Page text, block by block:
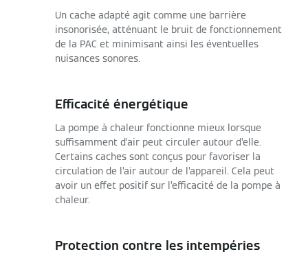
Un cache adapté agit comme une barrière
insonorisée, atténuant le bruit de fonctionnement
de la PAC et minimisant ainsi les éventuelles
nuisances sonores.
Efficacité énergétique
La pompe à chaleur fonctionne mieux lorsque
suffisamment d’air peut circuler autour d’elle.
Certains caches sont conçus pour favoriser la
circulation de l’air autour de l’appareil. Cela peut
avoir un effet positif sur l’efficacité de la pompe à
chaleur.
Protection contre les intempéries